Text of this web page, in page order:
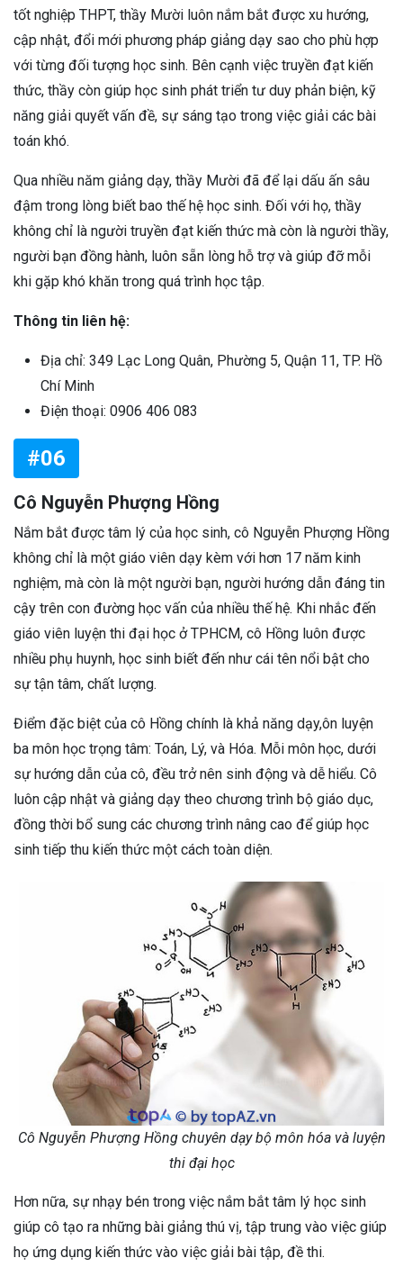
tốt nghiệp THPT, thầy Mười luôn nắm bắt được xu hướng,
cập nhật, đổi mới phương pháp giảng dạy sao cho phù hợp
với từng đối tượng học sinh. Bên cạnh việc truyền đạt kiến
thức, thầy còn giúp học sinh phát triển tư duy phản biện, kỹ
năng giải quyết vấn đề, sự sáng tạo trong việc giải các bài
toán khó.
Qua nhiều năm giảng dạy, thầy Mười đã để lại dấu ấn sâu
đậm trong lòng biết bao thế hệ học sinh. Đối với họ, thầy
không chỉ là người truyền đạt kiến thức mà còn là người thầy,
người bạn đồng hành, luôn sẵn lòng hỗ trợ và giúp đỡ mỗi
khi gặp khó khăn trong quá trình học tập.
Thông tin liên hệ:
Địa chỉ: 349 Lạc Long Quân, Phường 5, Quận 11, TP. Hồ
Chí Minh
Điện thoại: 0906 406 083
#06
Cô Nguyễn Phượng Hồng
Nắm bắt được tâm lý của học sinh, cô Nguyễn Phượng Hồng
không chỉ là một giáo viên dạy kèm với hơn 17 năm kinh
nghiệm, mà còn là một người bạn, người hướng dẫn đáng tin
cậy trên con đường học vấn của nhiều thế hệ. Khi nhắc đến
giáo viên luyện thi đại học ở TPHCM, cô Hồng luôn được
nhiều phụ huynh, học sinh biết đến như cái tên nổi bật cho
sự tận tâm, chất lượng.
Điểm đặc biệt của cô Hồng chính là khả năng dạy,ôn luyện
ba môn học trọng tâm: Toán, Lý, và Hóa. Mỗi môn học, dưới
sự hướng dẫn của cô, đều trở nên sinh động và dễ hiểu. Cô
luôn cập nhật và giảng dạy theo chương trình bộ giáo dục,
đồng thời bổ sung các chương trình nâng cao để giúp học
sinh tiếp thu kiến thức một cách toàn diện.
Cô Nguyễn Phượng Hồng chuyên dạy bộ môn hóa và luyện
thi đại học
Hơn nữa, sự nhạy bén trong việc nắm bắt tâm lý học sinh
giúp cô tạo ra những bài giảng thú vị, tập trung vào việc giúp
họ ứng dụng kiến thức vào việc giải bài tập, đề thi.